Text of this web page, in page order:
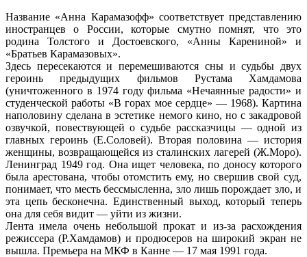
Название «Анна Карамазофф» соответствует представлению
иностранцев о России, которые смутно помнят, что это
родина Толстого и Достоевского, «Анны Карениной» и
«Братьев Карамазовых».
Здесь пересекаются и перемешиваются сны и судьбы двух
героинь предыдущих фильмов Рустама Хамдамова
(уничтоженного в 1974 году фильма «Нечаянные радости» и
студенческой работы «В горах мое сердце» — 1968). Картина
наполовину сделана в эстетике немого кино, но с закадровой
озвучкой, повествующей о судьбе рассказчицы — одной из
главных героинь (Е.Соловей). Вторая половина — история
женщины, возвращающейся из сталинских лагерей (Ж.Моро).
Ленинград 1949 год. Она ищет человека, по доносу которого
была арестована, чтобы отомстить ему, но свершив свой суд,
понимает, что месть бессмысленна, зло лишь порождает зло, и
эта цепь бесконечна. Единственный выход, который теперь
она для себя видит — уйти из жизни.
Лента имела очень небольшой прокат и из-за расхождения
режиссера (Р.Хамдамов) и продюсеров на широкий экран не
вышла. Премьера на МКФ в Канне — 17 мая 1991 года.